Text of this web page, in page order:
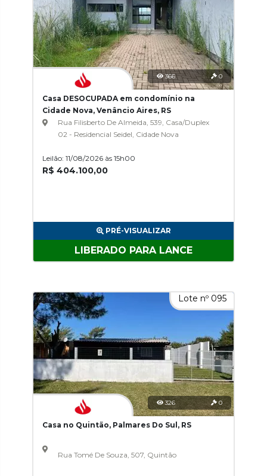
366 0
Casa DESOCUPADA em condomínio na
Cidade Nova, Venâncio Aires, RS
Rua Filisberto De Almeida, 539, Casa/Duplex
02 - Residencial Seidel, Cidade Nova
Leilão: 11/08/2026 às 15h00
R$ 404.100,00
PRÉ-VISUALIZAR
LIBERADO PARA LANCE
Lote nº 095
326 0
Casa no Quintão, Palmares Do Sul, RS
Rua Tomé De Souza, 507, Quintão